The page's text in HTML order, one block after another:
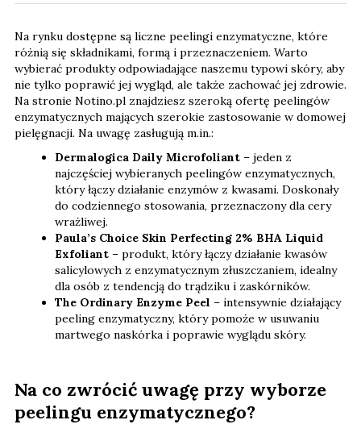
Na rynku dostępne są liczne peelingi enzymatyczne, które
różnią się składnikami, formą i przeznaczeniem. Warto
wybierać produkty odpowiadające naszemu typowi skóry, aby
nie tylko poprawić jej wygląd, ale także zachować jej zdrowie.
Na stronie Notino.pl znajdziesz szeroką ofertę peelingów
enzymatycznych mających szerokie zastosowanie w domowej
pielęgnacji. Na uwagę zasługują m.in.:
Dermalogica Daily Microfoliant – jeden z
najczęściej wybieranych peelingów enzymatycznych,
który łączy działanie enzymów z kwasami. Doskonały
do codziennego stosowania, przeznaczony dla cery
wrażliwej.
Paula’s Choice Skin Perfecting 2% BHA Liquid
Exfoliant – produkt, który łączy działanie kwasów
salicylowych z enzymatycznym złuszczaniem, idealny
dla osób z tendencją do trądziku i zaskórników.
The Ordinary Enzyme Peel – intensywnie działający
peeling enzymatyczny, który pomoże w usuwaniu
martwego naskórka i poprawie wyglądu skóry.
Na co zwrócić uwagę przy wyborze
peelingu enzymatycznego?